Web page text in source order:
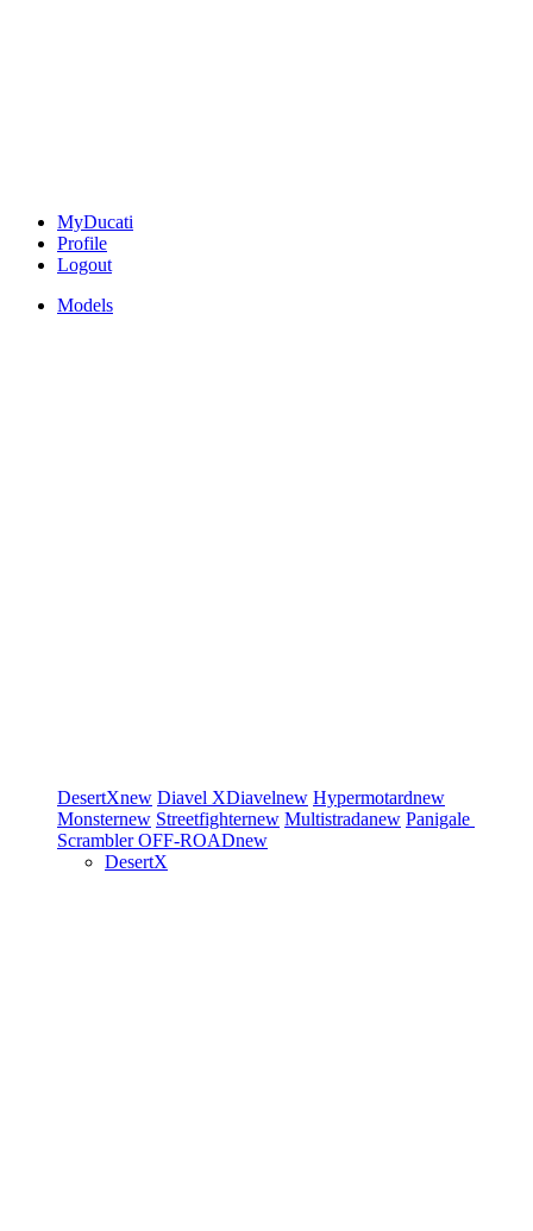
MyDucati
Profile
Logout
Models
DesertXnew Diavel XDiavelnew Hypermotardnew
Monsternew Streetfighternew Multistradanew Panigale
ScramblerOFF-ROADnew
DesertX